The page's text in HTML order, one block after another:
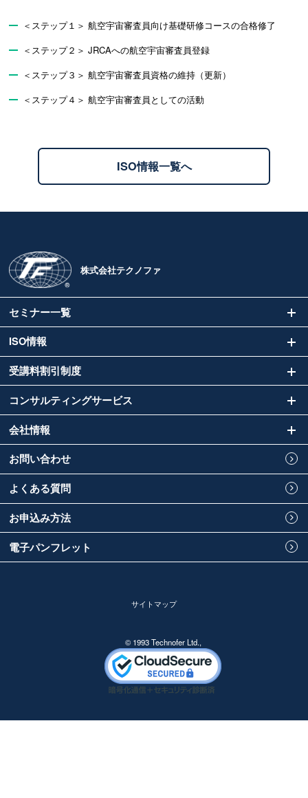
＜ステップ１＞ 航空宇宙審査員向け基礎研修コースの合格修了
＜ステップ２＞ JRCAへの航空宇宙審査員登録
＜ステップ３＞ 航空宇宙審査員資格の維持（更新）
＜ステップ４＞ 航空宇宙審査員としての活動
ISO情報一覧へ
株式会社テクノファ
セミナー一覧
ISO情報
受講料割引制度
コンサルティングサービス
会社情報
お問い合わせ
よくある質問
お申込み方法
電子パンフレット
サイトマップ
© 1993 Technofer Ltd.,